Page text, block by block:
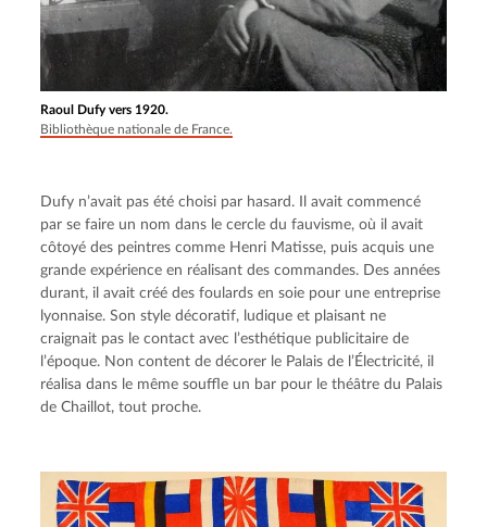
Raoul Dufy vers 1920.
Bibliothèque nationale de France.
Dufy n’avait pas été choisi par hasard. Il avait commencé
par se faire un nom dans le cercle du fauvisme, où il avait
côtoyé des peintres comme Henri Matisse, puis acquis une
grande expérience en réalisant des commandes. Des années
durant, il avait créé des foulards en soie pour une entreprise
lyonnaise. Son style décoratif, ludique et plaisant ne
craignait pas le contact avec l’esthétique publicitaire de
l’époque. Non content de décorer le Palais de l’Électricité, il
réalisa dans le même souffle un bar pour le théâtre du Palais
de Chaillot, tout proche.